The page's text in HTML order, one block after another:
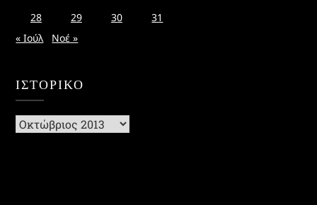
28
29 30
31
« Ιούλ
Νοέ »
ΙΣΤΟΡΙΚΌ
Ιστορικό